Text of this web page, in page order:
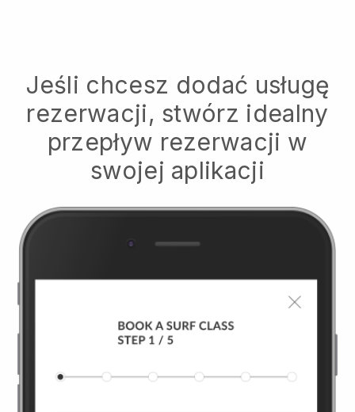
Jeśli chcesz dodać usługę
rezerwacji, stwórz idealny
przepływ rezerwacji w
swojej aplikacji